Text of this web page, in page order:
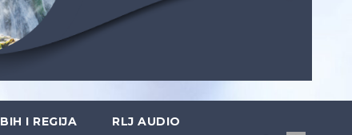
BIH I REGIJA RLJ AUDIO